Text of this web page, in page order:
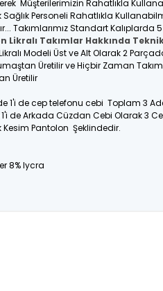
Müşterilerimizin Rahatlıkla
Sağlık Personeli Rahatlıkla
Takımlarımız Standart Kalıplarda
Takımlar Hakkında
Modeli Üst ve Alt Olarak 2
Üretilir ve Hiçbir Zaman
Üretilir
1'i de cep telefonu cebi Toplam 3
de Arkada Cüzdan Cebi Olarak 3
Kesim Pantolon Şeklindedir.
8% lycra